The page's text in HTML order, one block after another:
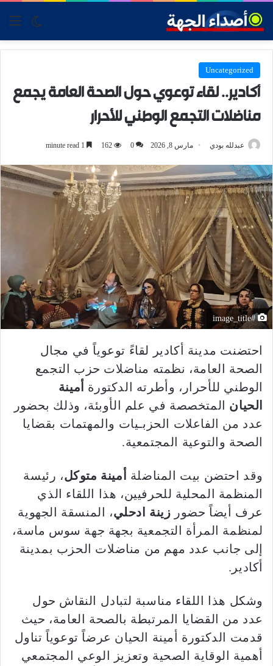
skin
Uncategorized
أكادير.. لقاء توعوي حول الصحة العامة يجمع
مناضلات التجمع الوطني للأحرار
عبدلله بودي مارس 8, 2026 0
162
#image_title
احتضنت مدينة أكادير لقاءً توعوياً في مجال
الصحة العامة، نظمته مناضلات حزب التجمع
الوطني للأحرار، وأطرته الدكتورة
أمينة
الحيان المتخصصة في علم الأوبئة، وذلك بحضور
عدد من الفاعلات الحزبـيات والمهتمات بقضايا
الصحة والتوعية المجتمعية.
وقد احتضن بيت المناضلة أمينة متوكل، رئيسة
المنظمة المحلية للحرفيين، هذا اللقاء الذي
عرف أيضاً حضور زينة ادحلي، المنسقة الجهوية
لمنظمة المرأة التجمعية بجهة جهة سوس ماسة،
إلى جانب عدد مهم من مناضلات الحزب بمدينة
أكادير.
وشكل هذا اللقاء مناسبة لتبادل النقاش حول
عدد من القضايا المرتبطة بالصحة العامة، حيث
قدمت الدكتورة أمينة الحيان عرضاً توعوياً تناول
أهمية الوقاية الصحية وتعزيز الوعي المجتمعي